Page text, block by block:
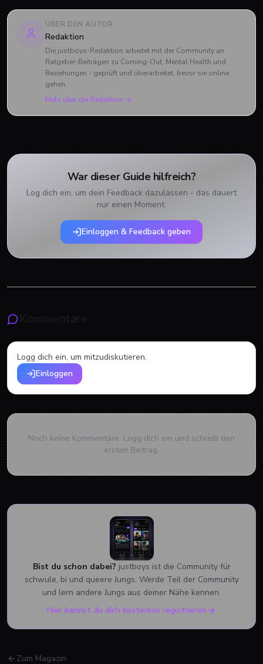
ÜBER DEN AUTOR
Redaktion
Die justboys-Redaktion arbeitet mit der Community an
Ratgeber-Beiträgen zu Coming-Out, Mental Health und
Beziehungen - geprüft und überarbeitet, bevor sie online
gehen.
Mehr über die Redaktion →
War dieser Guide hilfreich?
Log dich ein, um dein Feedback dazulassen - das dauert
nur einen Moment.
Einloggen & Feedback geben
Logg dich ein, um mitzudiskutieren.
Einloggen
Noch keine Kommentare. Logg dich ein und schreib den
ersten Beitrag.
Bist du schon dabei? justboys ist die Community für
schwule, bi und queere Jungs. Werde Teil der Community
und lern andere Jungs aus deiner Nähe kennen.
Hier kannst du dich kostenlos registrieren
Zum Magazin